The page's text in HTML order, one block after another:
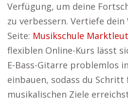
Verfügung, um deine
zu verbessern. Vertiefe dein
Seite: Musikschule
flexiblen Online-Kurs lässt
E-Bass-Gitarre problemlos
einbauen, sodass du
musikalischen Ziele